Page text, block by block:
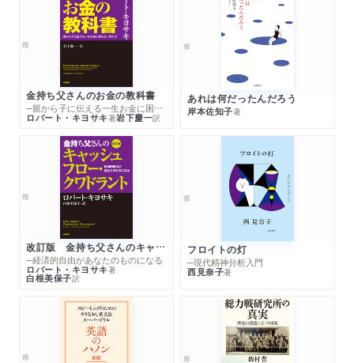
金持ち父さんのお金の教科書
─親から子に伝える一生お金に困らない考え方
ロバート・キヨサキ著岩下慶一訳
あれは何だったんだろう
岸本佐知子著
改訂版 金持ち父さんのキャッシュフロー・クワドラント
─経済的自由があなたのものになる
ロバート・キヨサキ著
白根美保子訳
フロイトの灯
─現代精神分析入門
西見奈子著